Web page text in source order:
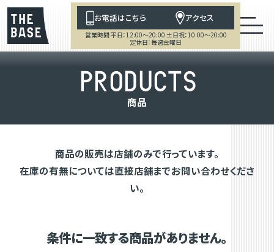
お電話はこちら アクセス
営業時間 平日：12:00～20:00 土日祝：10:00～20:00
定休日：毎週金曜日
PRODUCTS
商品
商品の販売は店舗のみで行っています。
在庫の有無については直接店舗までお問い合わせくださ
い。
条件に一致する商品がありません。